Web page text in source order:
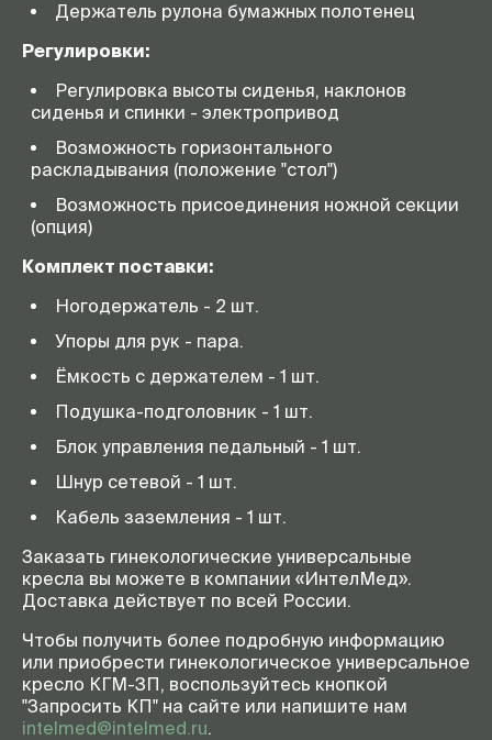
Держатель рулона бумажных полотенец
Регулировки:
Регулировка высоты сиденья, наклонов
сиденья и спинки - электропривод
Возможность горизонтального
раскладывания (положение "стол")
Возможность присоединения ножной секции
(опция)
Комплект поставки:
Ногодержатель - 2 шт.
Упоры для рук - пара.
Ёмкость с держателем - 1 шт.
Подушка-подголовник - 1 шт.
Блок управления педальный - 1 шт.
Шнур сетевой - 1 шт.
Кабель заземления - 1 шт.
Заказать гинекологические универсальные
кресла вы можете в компании «ИнтелМед».
Доставка действует по всей России.
Чтобы получить более подробную информацию
или приобрести гинекологическое универсальное
кресло КГМ-3П, воспользуйтесь кнопкой
"Запросить КП" на сайте или напишите нам
intelmed@intelmed.ru.